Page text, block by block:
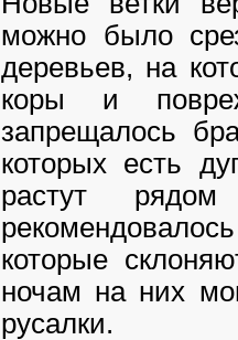
можно было
деревьев, на
коры и
запрещалось
которых есть
растут
которые
ночам на них
русалки.